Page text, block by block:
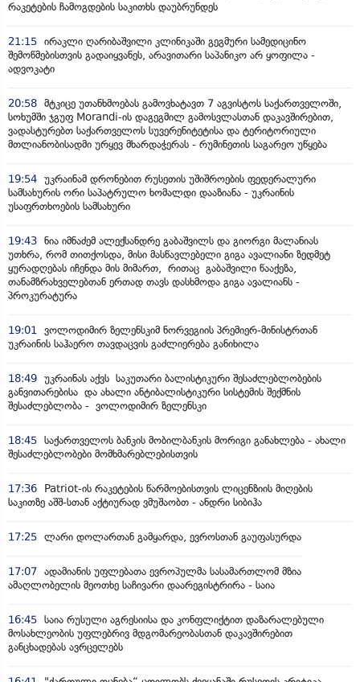
რაკეტების ჩამოგდების საკითხს დაუბრუნდეს
21:15 ირაკლი ღარიბაშვილი კლინიკაში გეგმური სამედიცინო
შემოწმებისთვის გადაიყვანეს, არავითარი საპანიკო არ ყოფილა -
ადვოკატი
20:58 მტკიცე უთანხმოებას გამოვხატავთ 7 აგვისტოს საქართველოში,
სოხუმში ჯგუფ Morandi-ის დაგეგმილ გამოსვლასთან დაკავშირებით,
ვადასტურებთ საქართველოს სუვერენიტეტისა და ტერიტორიული
მთლიანობისადმი ურყევ მხარდაჭერას - რუმინეთის საგარეო უწყება
19:54 უკრაინამ დრონებით რუსეთის უშიშროების ფედერალური
სამსახურის ორი საპატრულო ხომალდი დააზიანა - უკრაინის
უსაფრთხოების სამსახური
19:43 ნია იმნაძემ ალექსანდრე გაბაშვილს და გიორგი მალანიას
უთხრა, რომ თითქოსდა, მისი მასწავლებელი გიგა ავალიანი ზედმეტ
ყურადღებას იჩენდა მის მიმართ, რითაც გაბაშვილი წააქეზა,
თანამზრახველებთან ერთად თავს დასხმოდა გიგა ავალიანს -
პროკურატურა
19:01 ვოლოდიმირ ზელენსკიმ ნორვეგიის პრემიერ-მინისტრთან
უკრაინის საჰაერო თავდაცვის გაძლიერება განიხილა
18:49 უკრაინას აქვს საკუთარი ბალისტიკური შესაძლებლობების
განვითარებისა და ახალი ანტიბალისტიკური სისტემის შექმნის
შესაძლებლობა - ვოლოდიმირ ზელენსკი
18:45 საქართველოს ბანკის მობილბანკის მორიგი განახლება - ახალი
შესაძლებლობები მომხმარებლებისთვის
17:36
Patriot-ის რაკეტების წარმოებისთვის ლიცენზიის მიღების
საკითზე აშშ-სთან აქტიურად ვმუშაობთ - ანდრი სიბიჰა
17:25 ლარი დოლართან გამყარდა, ევროსთან გაუფასურდა
17:07 ადამიანის უფლებათა ევროპულმა სასამართლომ მზია
ამაღლობელის მეოთხე საჩივარი დაარეგისტრირა - საია
16:45 საია რუსული აგრესიისა და კონფლიქტით დაზარალებული
მოსახლეობის უფლებრივ მდგომარეობასთან დაკავშირებით
განცხადებას ავრცელებს